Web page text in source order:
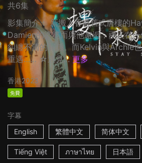
共6集
影集簡介： 新搬入香港舊式唐樓的
Damien的婆婆而與他邂逅，兩人在
糾纏不清的關係。而Kelvin與Archie
重遇…… ☆遇見... 更多
香港2023
免費
字幕
English
繁體中文 简体中文
Tiếng Việt ภาษาไทย 日本語